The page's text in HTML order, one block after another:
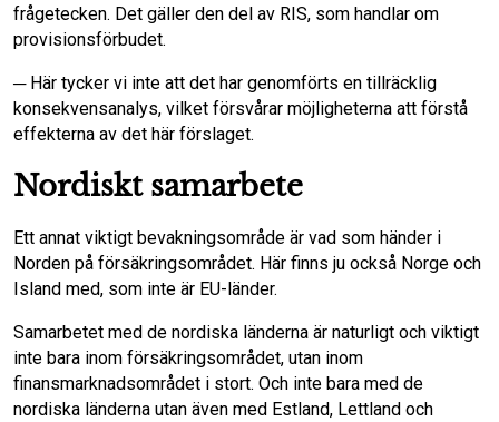
frågetecken. Det gäller den del av RIS, som handlar om
provisionsförbudet.
─ Här tycker vi inte att det har genomförts en tillräcklig
konsekvensanalys, vilket försvårar möjligheterna att förstå
effekterna av det här förslaget.
Nordiskt samarbete
Ett annat viktigt bevakningsområde är vad som händer i
Norden på försäkringsområdet. Här finns ju också Norge och
Island med, som inte är EU-länder.
Samarbetet med de nordiska länderna är naturligt och viktigt
inte bara inom försäkringsområdet, utan inom
finansmarknadsområdet i stort. Och inte bara med de
nordiska länderna utan även med Estland, Lettland och